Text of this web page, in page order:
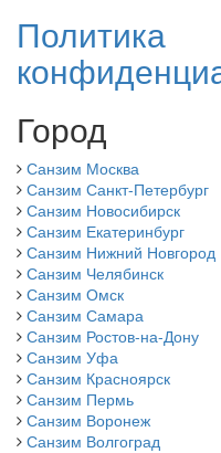
Политика
Город
Санзим Москва
Санзим Санкт-Петербург
Санзим Новосибирск
Санзим Екатеринбург
Санзим Нижний Новгород
Санзим Челябинск
Санзим Омск
Санзим Самара
Санзим Ростов-на-Дону
Санзим Уфа
Санзим Красноярск
Санзим Пермь
Санзим Воронеж
Санзим Волгоград